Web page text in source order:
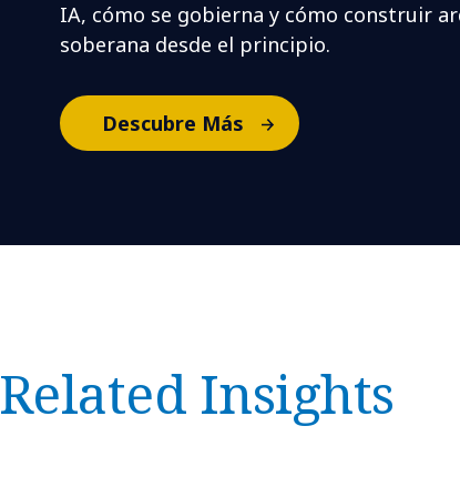
IA, cómo se gobierna y cómo construir
soberana desde el principio.
Descubre Más
Related Insights